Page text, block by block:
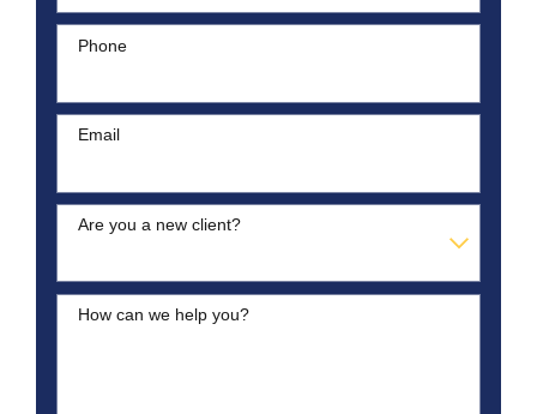
Phone
Email
Are you a new client?
How can we help you?